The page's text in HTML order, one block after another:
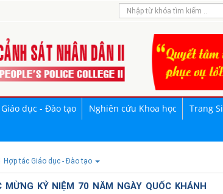
Giáo dục - Đào tạo Nghiên cứu Khoa học Trang
Hợp tác Giáo dục - Đào tạo
MỪNG KỶ NIỆM 70 NĂM NGÀY QUỐC KHÁNH